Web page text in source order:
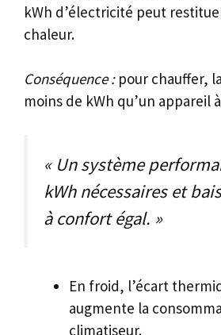
kWh d’électricité peut
chaleur.
Conséquence :pour chauffer,
moins de kWh qu’un appareil
« Un système
kWh nécessaires et
à confort égal. »
En froid, l’écart
augmente la
climatiseur.